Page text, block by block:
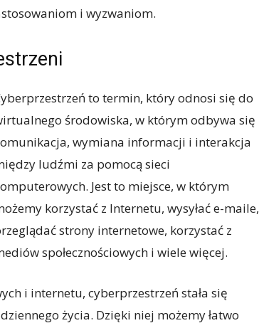
i wyzwaniom.
to termin, który odnosi się do
środowiska, w którym odbywa się
wymiana informacji i interakcja
ludźmi za pomocą sieci
Jest to miejsce, w którym
korzystać z Internetu, wysyłać e-maile,
strony internetowe, korzystać z
społecznościowych i wiele więcej.
i internetu, cyberprzestrzeń stała się
życia. Dzięki niej możemy łatwo